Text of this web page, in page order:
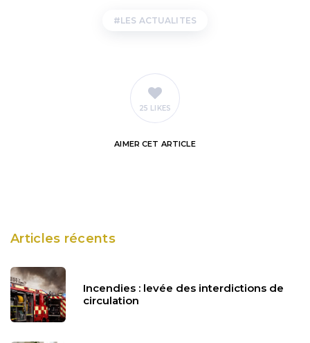
LES ACTUALITES
25 LIKES
AIMER CET ARTICLE
Articles récents
Incendies : levée des interdictions de
circulation